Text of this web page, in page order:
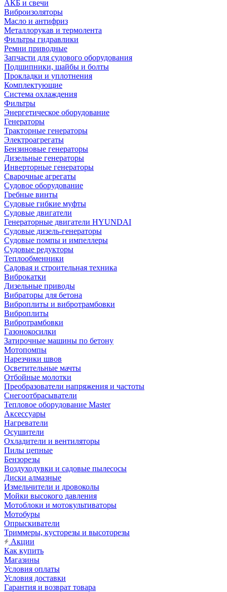
АКБ и свечи
Виброизоляторы
Масло и антифриз
Металлорукав и термолента
Фильтры гидравлики
Ремни приводные
Запчасти для судового оборудования
Подшипники, шайбы и болты
Прокладки и уплотнения
Комплектующие
Система охлаждения
Фильтры
Энергетическое оборудование
Генераторы
Тракторные генераторы
Электроагрегаты
Бензиновые генераторы
Дизельные генераторы
Инверторные генераторы
Сварочные агрегаты
Судовое оборудование
Гребные винты
Судовые гибкие муфты
Судовые двигатели
Генераторные двигатели HYUNDAI
Судовые дизель-генераторы
Судовые помпы и импеллеры
Судовые редукторы
Теплообменники
Садовая и строительная техника
Виброкатки
Дизельные приводы
Вибраторы для бетона
Виброплиты и вибротрамбовки
Виброплиты
Вибротрамбовки
Газонокосилки
Затирочные машины по бетону
Мотопомпы
Нарезчики швов
Осветительные мачты
Отбойные молотки
Преобразователи напряжения и частоты
Снегоотбрасыватели
Тепловое оборудование Master
Аксессуары
Нагреватели
Осушители
Охладители и вентиляторы
Пилы цепные
Бензорезы
Воздуходувки и садовые пылесосы
Диски алмазные
Измельчители и дровоколы
Мойки высокого давления
Мотоблоки и мотокультиваторы
Мотобуры
Опрыскиватели
Триммеры, кусторезы и высоторезы
Акции
Как купить
Магазины
Условия оплаты
Условия доставки
Гарантия и возврат товара